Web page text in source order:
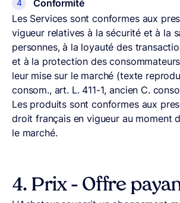
Conformité
Les Services sont conformes aux
vigueur relatives à la sécurité et à la
personnes, à la loyauté des
et à la protection des
leur mise sur le marché (texte
consom., art. L. 411-1, ancien C.
Les produits sont conformes aux
droit français en vigueur au moment
le marché.
4.Prix – Offre